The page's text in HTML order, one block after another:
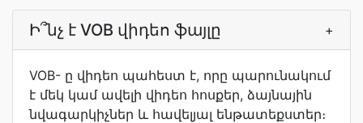
Ի՞նչ է VOB վիդեո ֆայլը +
VOB- ը վիդեո պահեստ է, որը պարունակում
է մեկ կամ ավելի վիդեո հոսքեր, ձայնային
նվագարկիչներ և հավելյալ ենթատեքստեր։